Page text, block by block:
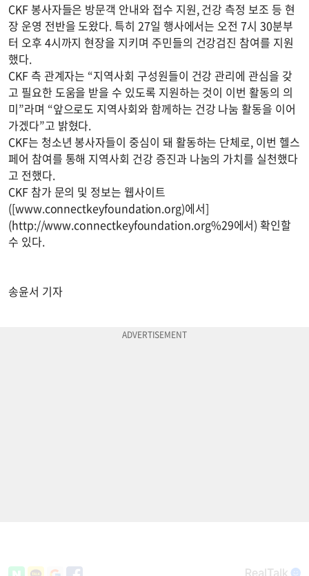
CKF 봉사자들은 방문객 안내와 접수 지원, 건강 측정 보조 등 현
장 운영 전반을 도왔다. 특히 27일 행사에서는 오전 7시 30분부
터 오후 4시까지 현장을 지키며 주민들의 건강검진 참여를 지원
했다.
CKF 측 관계자는 “지역사회 구성원들이 건강 관리에 관심을 갖
고 필요한 도움을 받을 수 있도록 지원하는 것이 이번 활동의 의
미”라며 “앞으로도 지역사회와 함께하는 건강 나눔 활동을 이어
가겠다”고 밝혔다.
CKF는 청소년 봉사자들이 중심이 돼 활동하는 단체로, 이번 헬스
페어 참여를 통해 지역사회 건강 증진과 나눔의 가치를 실천했다
고 전했다.
CKF 참가 문의 및 정보는 웹사이트
([www.connectkeyfoundation.org)에서]
(http://www.connectkeyfoundation.org%29에서) 확인할
수 있다.
송윤서 기자